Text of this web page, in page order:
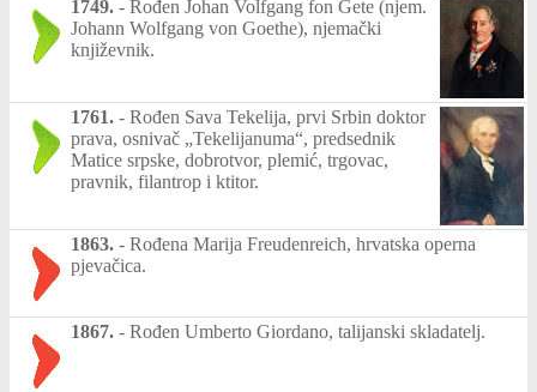
1749. - Rođen Johan Volfgang fon Gete (njem.
Johann Wolfgang von Goethe), njemački
književnik.
1761. - Rođen Sava Tekelija, prvi Srbin doktor
prava, osnivač „Tekelijanuma“, predsednik
Matice srpske, dobrotvor, plemić, trgovac,
pravnik, filantrop i ktitor.
1863. - Rođena Marija Freudenreich, hrvatska operna
pjevačica.
1867. - Rođen Umberto Giordano, talijanski skladatelj.